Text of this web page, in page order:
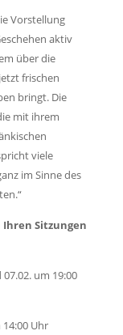
Vorstellung
aktiv
über die
frischen
bringt. Die
mit ihrem
viele
im Sinne des
Sitzungen
07.02. um 19:00
Uhr